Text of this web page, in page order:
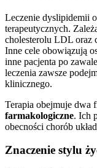
Leczenie dyslipidemii
terapeutycznych.
cholesterolu LDL oraz
Inne cele obowiązują
inne pacjenta po
leczenia zawsze
klinicznego.
Terapia obejmuje dwa
farmakologiczne. Ich
obecności chorób
Znaczenie stylu